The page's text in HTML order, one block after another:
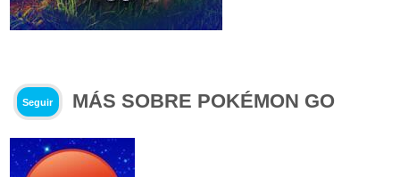
Seguir MÁS SOBRE POKÉMON GO